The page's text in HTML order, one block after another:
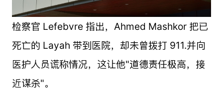
检察官 Lefebvre 指出，Ahmed Mashkor 把已
死亡的 Layah 带到医院，却未曾拨打 911.并向
医护人员谎称情况，这让他"道德责任极高，接
近谋杀"。